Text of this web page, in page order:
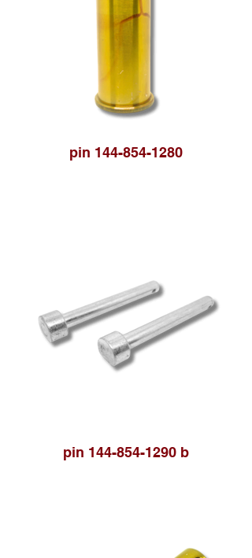
pin 144-854-1280
pin 144-854-1290 b